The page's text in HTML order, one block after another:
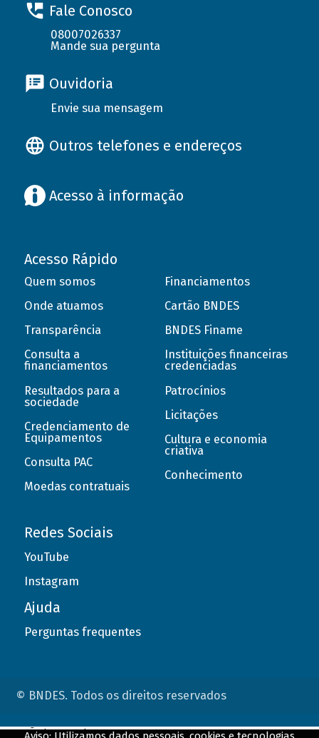
Fale Conosco
08007026337
Mande sua pergunta
Ouvidoria
Envie sua mensagem
Outros telefones e endereços
Acesso à informação
Acesso Rápido
Quem somos
Onde atuamos
Transparência
Consulta a
financiamentos
Resultados para a
sociedade
Credenciamento de
Equipamentos
Consulta PAC
Moedas contratuais
Financiamentos
Cartão BNDES
BNDES Finame
Instituições financeiras
credenciadas
Patrocínios
Licitações
Cultura e economia
criativa
Conhecimento
Redes Sociais
YouTube
Instagram
Ajuda
Perguntas frequentes
© BNDES. Todos os direitos reservados
ConteÃºdo complementar